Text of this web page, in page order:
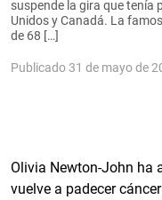
suspende la gira que tenía
Unidos y Canadá. La
de 68 […]
Publicado 31 de mayo de
Olivia Newton-John ha
vuelve a padecer